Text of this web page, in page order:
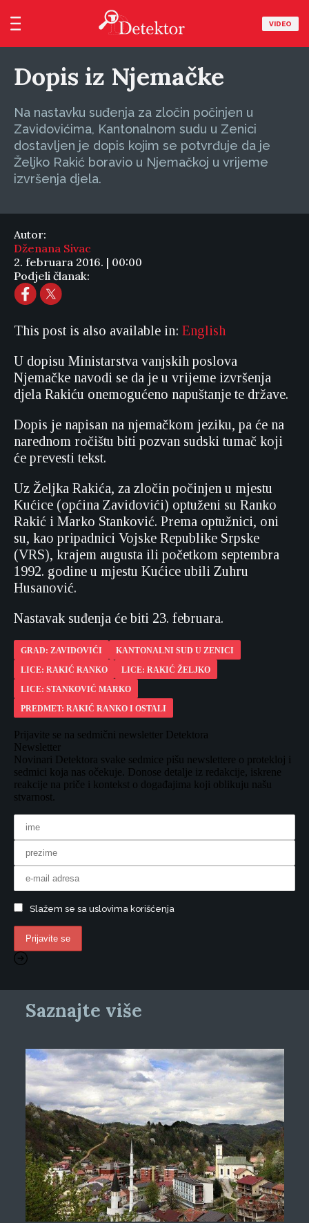
VIDEO
Dopis iz Njemačke
Na nastavku suđenja za zločin počinjen u
Zavidovićima, Kantonalnom sudu u Zenici
dostavljen je dopis kojim se potvrđuje da je
Željko Rakić boravio u Njemačkoj u vrijeme
izvršenja djela.
Autor:
Dženana Sivac
2. februara 2016. | 00:00
Podjeli članak:
This post is also available in: English
U dopisu Ministarstva vanjskih poslova
Njemačke navodi se da je u vrijeme izvršenja
djela Rakiću onemogućeno napuštanje te države.
Dopis je napisan na njemačkom jeziku, pa će na
narednom ročištu biti pozvan sudski tumač koji
će prevesti tekst.
Uz Željka Rakića, za zločin počinjen u mjestu
Kućice (općina Zavidovići) optuženi su Ranko
Rakić i Marko Stanković. Prema optužnici, oni
su, kao pripadnici Vojske Republike Srpske
(VRS), krajem augusta ili početkom septembra
1992. godine u mjestu Kućice ubili Zuhru
Husanović.
Nastavak suđenja će biti 23. februara.
GRAD: ZAVIDOVIĆI
KANTONALNI SUD U ZENICI
LICE: RAKIĆ RANKO
LICE: RAKIĆ ŽELJKO
LICE: STANKOVIĆ MARKO
PREDMET: RAKIĆ RANKO I OSTALI
Prijavite se na sedmični newsletter Detektora
Newsletter
Novinari Detektora svake sedmice pišu newslettere o protekloj i
sedmici koja nas očekuje. Donose detalje iz redakcije, iskrene
reakcije na priče i kontekst o događajima koji oblikuju našu
stvarnost.
Slažem se sa uslovima korišćenja
Saznajte više